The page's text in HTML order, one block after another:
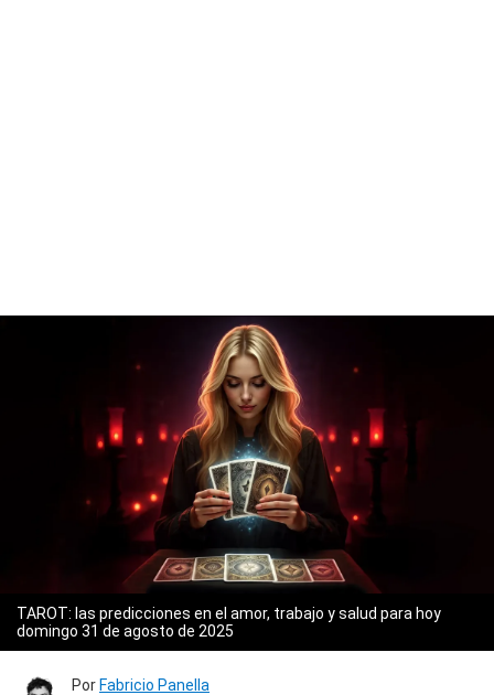
TAROT: las predicciones en el amor, trabajo y salud para hoy
domingo 31 de agosto de 2025
Por Fabricio Panella